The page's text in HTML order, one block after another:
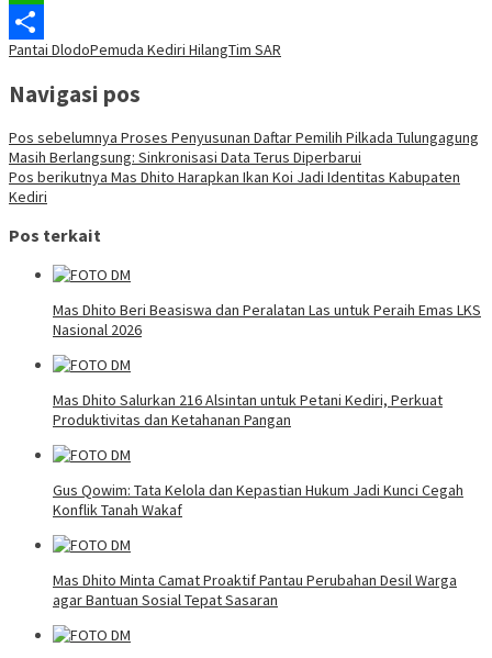
WhatsApp
Share
Pantai DlodoPemuda Kediri HilangTim SAR
Navigasi pos
Pos sebelumnya Proses Penyusunan Daftar Pemilih Pilkada Tulungagung
Masih Berlangsung: Sinkronisasi Data Terus Diperbarui
Pos berikutnya Mas Dhito Harapkan Ikan Koi Jadi Identitas Kabupaten
Kediri
Pos terkait
Mas Dhito Beri Beasiswa dan Peralatan Las untuk Peraih Emas LKS
Nasional 2026
Mas Dhito Salurkan 216 Alsintan untuk Petani Kediri, Perkuat
Produktivitas dan Ketahanan Pangan
Gus Qowim: Tata Kelola dan Kepastian Hukum Jadi Kunci Cegah
Konflik Tanah Wakaf
Mas Dhito Minta Camat Proaktif Pantau Perubahan Desil Warga
agar Bantuan Sosial Tepat Sasaran